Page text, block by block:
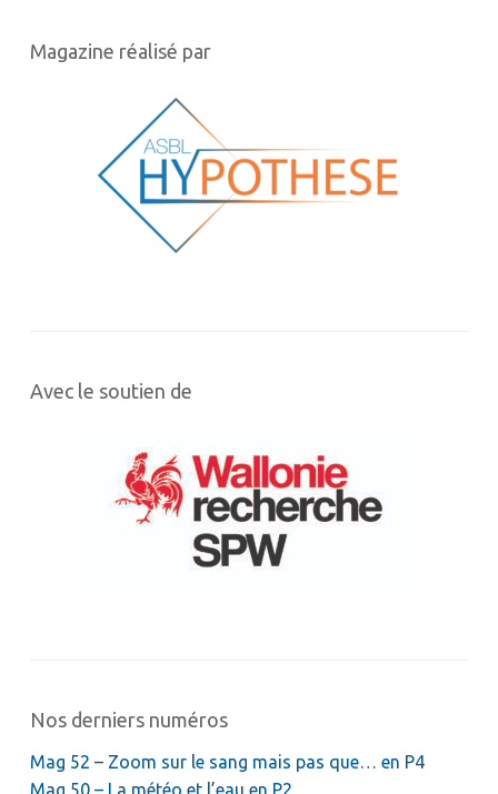
Magazine réalisé par
Avec le soutien de
Nos derniers numéros
Mag 52 – Zoom sur le sang mais pas que… en P4
Mag 50 – La météo et l’eau en P2